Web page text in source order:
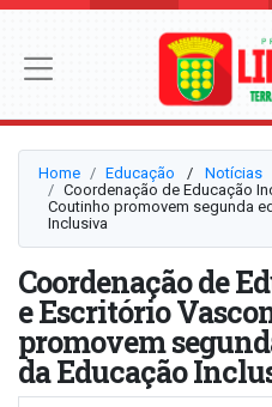
Home Educação ⠀/⠀ Notícias
Coordenação de Educação
Coutinho promovem segunda
Inclusiva
Coordenação de
e Escritório
promovem
da Educação